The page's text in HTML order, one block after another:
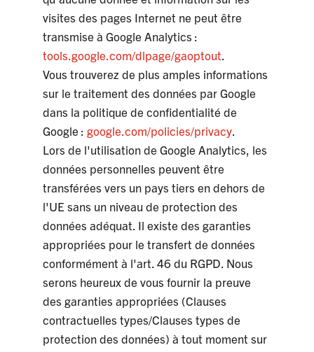
visites des pages Internet ne peut être
transmise à Google Analytics :
tools.google.com/dlpage/gaoptout
Vous trouverez de plus amples informations
sur le traitement des données par Google
dans la politique de confidentialité de
Google :google.com/policies/privacy
Lors de l'utilisation de Google Analytics, les
données personnelles peuvent être
transférées vers un pays tiers en dehors de
l'UE sans un niveau de protection des
données adéquat. Il existe des garanties
appropriées pour le transfert de données
conformément à l'art. 46 du RGPD. Nous
serons heureux de vous fournir la preuve
des garanties appropriées (Clauses
contractuelles types/Clauses types de
protection des données) à tout moment sur